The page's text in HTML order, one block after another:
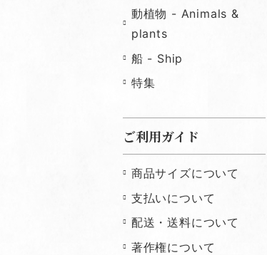
動植物 - Animals &
plants
船 - Ship
特集
ご利用ガイド
商品サイズについて
支払いについて
配送・送料について
著作権について